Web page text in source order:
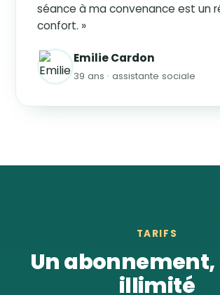
séance à ma convenance est un
confort. »
Emilie Cardon
39 ans · assistante sociale
TARIFS
Un abonnement,
illimité